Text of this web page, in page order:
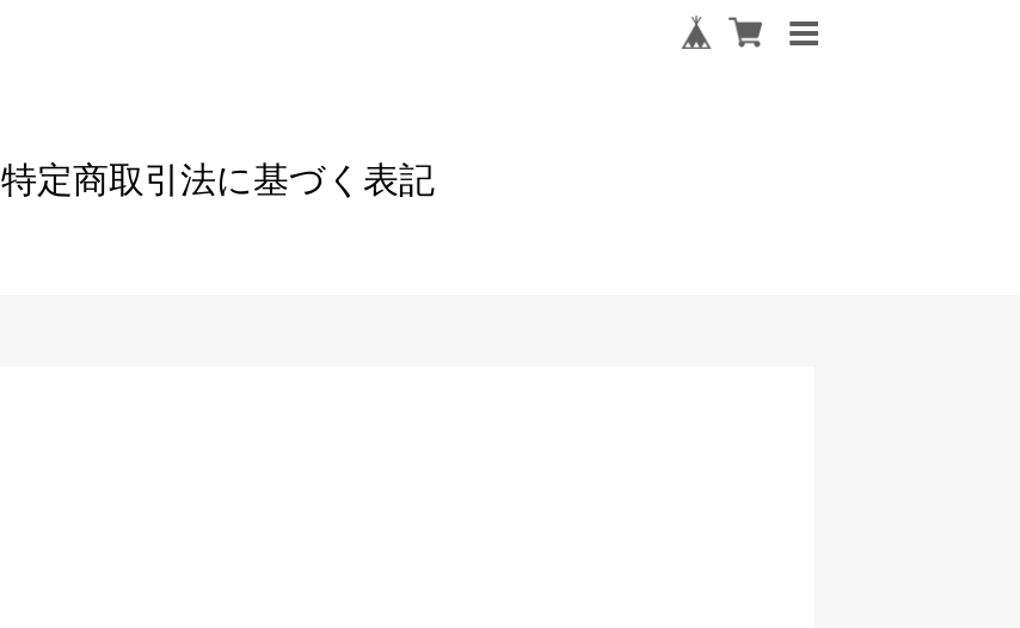
特定商取引法に基づく表記